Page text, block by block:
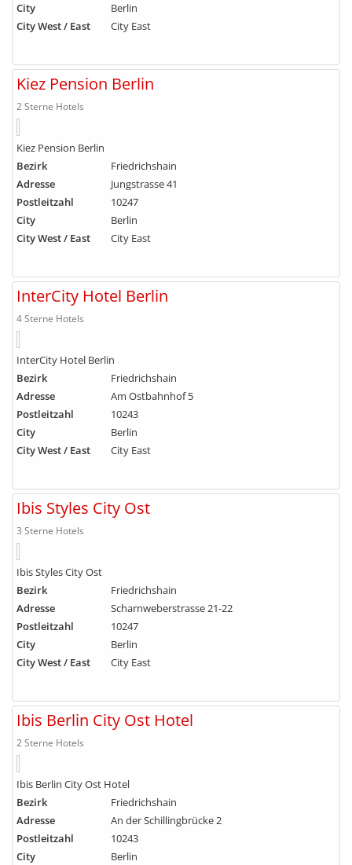
City
Berlin
City West / East
City East
Kiez Pension Berlin
2 Sterne Hotels
Kiez Pension Berlin
Bezirk
Friedrichshain
Adresse
Jungstrasse 41
Postleitzahl
10247
City
Berlin
City West / East
City East
InterCity Hotel Berlin
4 Sterne Hotels
InterCity Hotel Berlin
Bezirk
Friedrichshain
Adresse
Am Ostbahnhof 5
Postleitzahl
10243
City
Berlin
City West / East
City East
Ibis Styles City Ost
3 Sterne Hotels
Ibis Styles City Ost
Bezirk
Friedrichshain
Adresse
Scharnweberstrasse 21-22
Postleitzahl
10247
City
Berlin
City West / East
City East
Ibis Berlin City Ost Hotel
2 Sterne Hotels
Ibis Berlin City Ost Hotel
Bezirk
Friedrichshain
Adresse
An der Schillingbrücke 2
Postleitzahl
10243
City
Berlin